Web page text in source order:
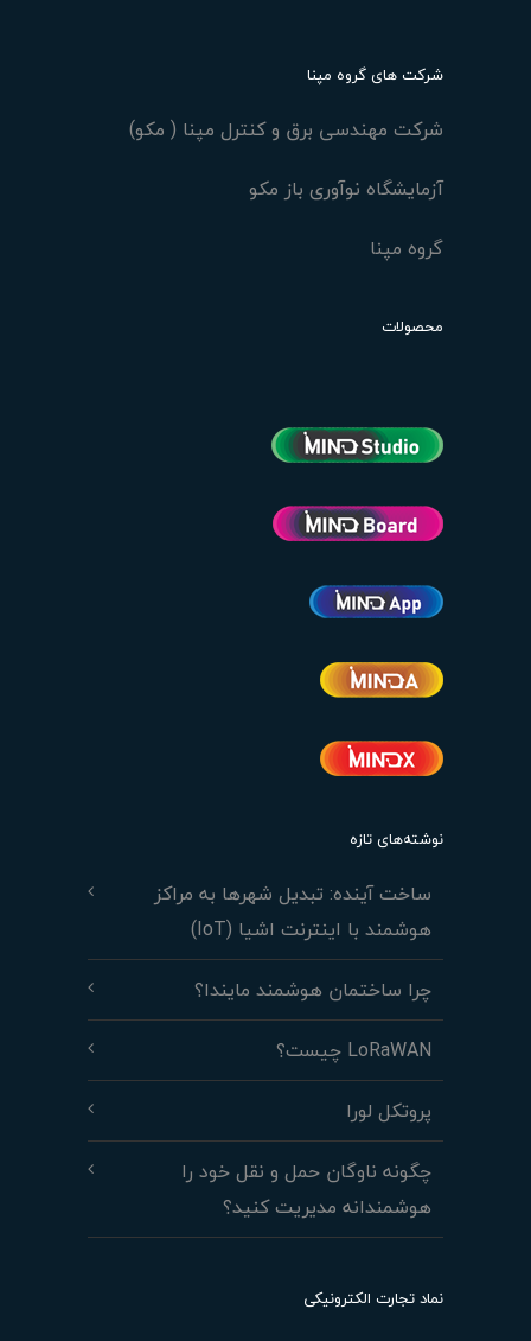
شرکت های گروه مپنا
شرکت مهندسی برق و کنترل مپنا ( مکو)
آزمایشگاه نوآوری باز مکو
گروه مپنا
محصولات
نوشته‌های تازه
ساخت آینده: تبدیل شهرها به مراکز
هوشمند با اینترنت اشیا (IoT)
چرا ساختمان هوشمند مایندا؟
LoRaWAN چیست؟
پروتکل لورا
چگونه ناوگان حمل و نقل خود را
هوشمندانه مدیریت کنید؟
نماد تجارت الکترونیکی